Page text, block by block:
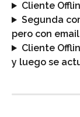
Cliente
Segunda
pero con
Cliente
y luego se